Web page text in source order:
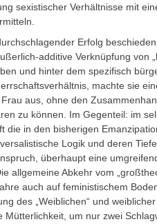
sexistischer Verhältnisse mit
Erfolg
additive Verknüpfung von
und hinter dem spezifisch
machte sie
aus, ohne den
zu können. Im Gegenteil: im
die in den bisherigen
Logik und deren
überhaupt eine
allgemeine Abkehr vom
auch auf feministischem
des „Weiblichen“ und weiblicher
Mütterlichkeit, um nur zwei